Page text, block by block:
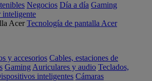
Negocios Día a día Gaming
Tecnología de pantalla Acer
y accesorios Cables, estaciones de
Gaming Auriculares y audio Teclados,
inteligentes Cámaras